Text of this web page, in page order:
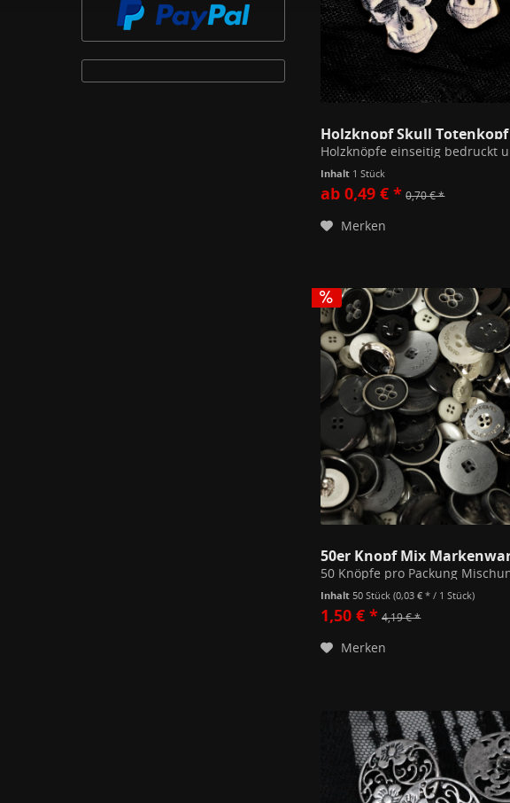
Holzknopf Skull Totenkopf
Inhalt 1 Stück
ab 0,49 € * 0,70 € *
Merken
Inhalt 50 Stück(0,03 € * / 1 Stück)
1,50 € * 4,19 € *
Merken